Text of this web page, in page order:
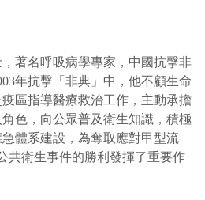
著名呼吸病學專家，中國抗擊非
年抗擊「非典」中，他不顧生命
區指導醫療救治工作，主動承擔
色，向公眾普及衛生知識，積極
體系建設，為奪取應對甲型流
共衛生事件的勝利發揮了重要作